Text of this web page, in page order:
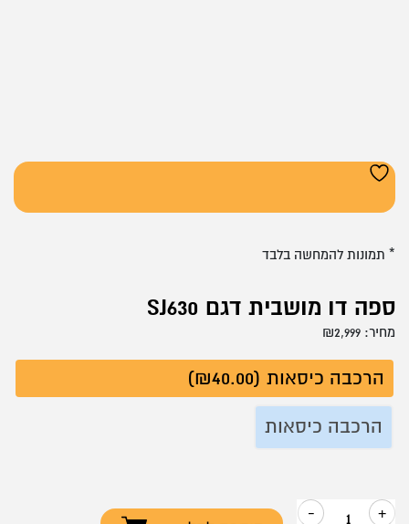
ספה דו מושבית דגם SJ630
מחיר: ₪2,999
הרכבה כיסאות (₪40.00)
הרכבה כיסאות
+
-
* תמונות להמחשה בלבד